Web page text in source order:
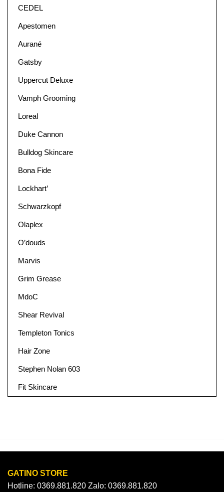
CEDEL
Apestomen
Aurané
Gatsby
Uppercut Deluxe
Vamph Grooming
Loreal
Duke Cannon
Bulldog Skincare
Bona Fide
Lockhart’
Schwarzkopf
Olaplex
O’douds
Marvis
Grim Grease
MdoC
Shear Revival
Templeton Tonics
Hair Zone
Stephen Nolan 603
Fit Skincare
GATINO STORE
Hotline: 0369.881.820 Zalo: 0369.881.820